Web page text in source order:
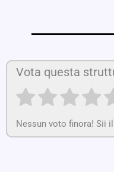
Vota questa
Nessun voto finora! Sii